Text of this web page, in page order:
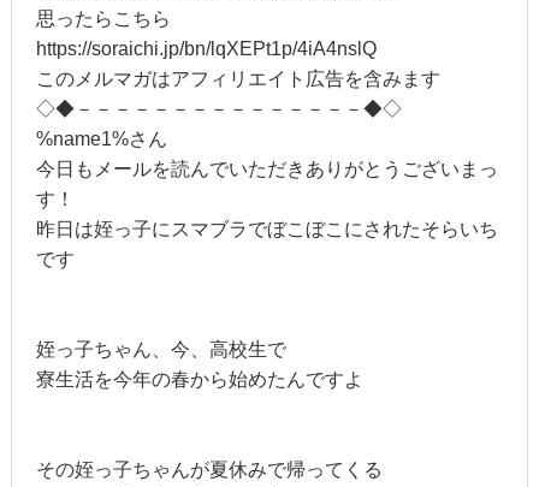
思ったらこちら
https://soraichi.jp/bn/lqXEPt1p/4iA4nslQ
このメルマガはアフィリエイト広告を含みます
◇◆－－－－－－－－－－－－－－－◆◇
%name1%さん
今日もメールを読んでいただきありがとうございまっ
す！
昨日は姪っ子にスマブラでぼこぼこにされたそらいち
です
姪っ子ちゃん、今、高校生で
寮生活を今年の春から始めたんですよ
その姪っ子ちゃんが夏休みで帰ってくる